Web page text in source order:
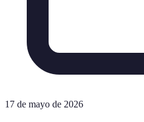
17 de mayo de 2026